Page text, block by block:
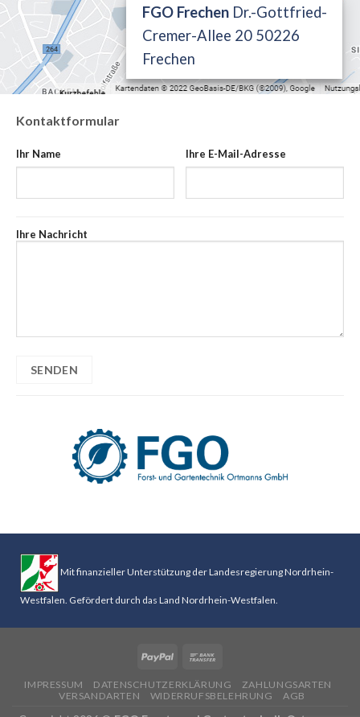
FGO FrechenDr.-Gottfried-
Cremer-Allee 20 50226
Frechen
Kontaktformular
Ihr Name Ihre E-Mail-Adresse
Ihre Nachricht
Mit finanzieller Unterstützung der Landesregierung Nordrhein-
Westfalen. Gefördert durch das Land Nordrhein-Westfalen.
IMPRESSUM DATENSCHUTZERKLÄRUNG
ZAHLUNGSARTEN
VERSANDARTEN
WIDERRUFSBELEHRUNG AGB